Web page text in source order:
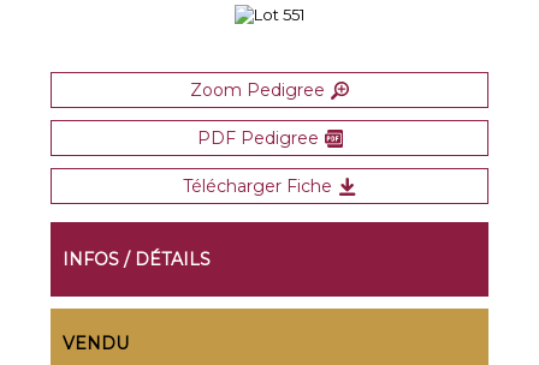
Zoom Pedigree
PDF Pedigree
Télécharger Fiche
INFOS / DÉTAILS
VENDU